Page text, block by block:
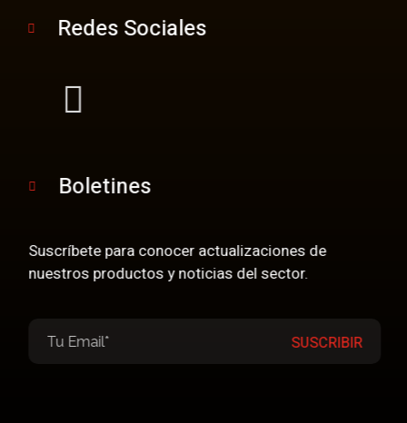
Redes Sociales
Boletines
Suscríbete para conocer actualizaciones de
nuestros productos y noticias del sector.